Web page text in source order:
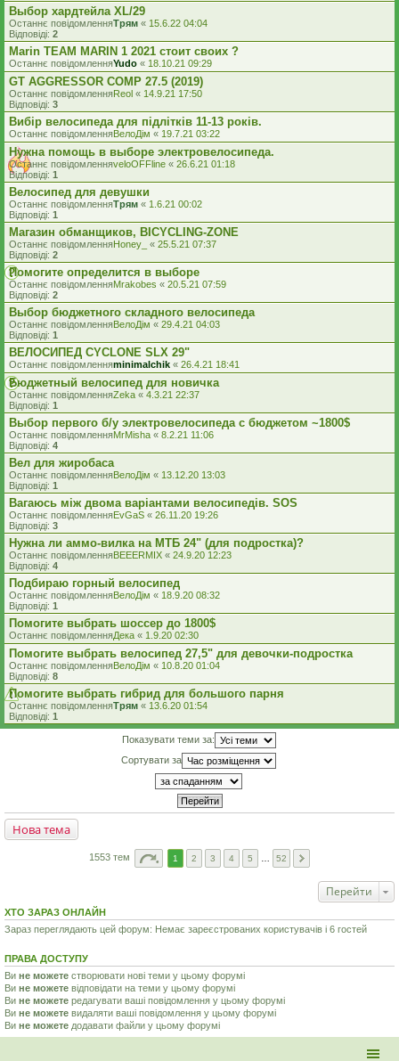
Выбор хардтейла XL/29
Останнє повідомленняТрям « 15.6.22 04:04
Відповіді: 2
Marin TEAM MARIN 1 2021 стоит своих ?
Останнє повідомленняYudo « 18.10.21 09:29
GT AGGRESSOR COMP 27.5 (2019)
Останнє повідомленняReol « 14.9.21 17:50
Відповіді: 3
Вибір велосипеда для підлітків 11-13 років.
Останнє повідомленняВелоДім « 19.7.21 03:22
Нужна помощь в выборе электровелосипеда.
Останнє повідомленняveloOFFline « 26.6.21 01:18
Відповіді: 1
Велосипед для девушки
Останнє повідомленняТрям « 1.6.21 00:02
Відповіді: 1
Магазин обманщиков, BICYCLING-ZONE
Останнє повідомленняHoney_ « 25.5.21 07:37
Відповіді: 2
Помогите определится в выборе
Останнє повідомленняMrakobes « 20.5.21 07:59
Відповіді: 2
Выбор бюджетного складного велосипеда
Останнє повідомленняВелоДім « 29.4.21 04:03
Відповіді: 1
ВЕЛОСИПЕД CYCLONE SLX 29"
Останнє повідомленняminimalchik « 26.4.21 18:41
Бюджетный велосипед для новичка
Останнє повідомленняZeka « 4.3.21 22:37
Відповіді: 1
Выбор первого б/у электровелосипеда с бюджетом ~1800$
Останнє повідомленняMrMisha « 8.2.21 11:06
Відповіді: 4
Вел для жиробаса
Останнє повідомленняВелоДім « 13.12.20 13:03
Відповіді: 1
Вагаюсь між двома варіантами велосипедів. SOS
Останнє повідомленняEvGaS « 26.11.20 19:26
Відповіді: 3
Нужна ли аммо-вилка на МТБ 24" (для подростка)?
Останнє повідомленняBEEERMIX « 24.9.20 12:23
Відповіді: 4
Подбираю горный велосипед
Останнє повідомленняВелоДім « 18.9.20 08:32
Відповіді: 1
Помогите выбрать шоссер до 1800$
Останнє повідомленняДека « 1.9.20 02:30
Помогите выбрать велосипед 27,5" для девочки-подростка
Останнє повідомленняВелоДім « 10.8.20 01:04
Відповіді: 8
Помогите выбрать гибрид для большого парня
Останнє повідомленняТрям « 13.6.20 01:54
Відповіді: 1
Показувати теми за:
Сортувати за
Нова тема
1553 тем 1 2 3 4 5 52
Перейти
ХТО ЗАРАЗ ОНЛАЙН
Зараз переглядають цей форум: Немає зареєстрованих користувачів і 6 гостей
ПРАВА ДОСТУПУ
Ви не можете створювати нові теми у цьому форумі
Ви не можете відповідати на теми у цьому форумі
Ви не можете редагувати ваші повідомлення у цьому форумі
Ви не можете видаляти ваші повідомлення у цьому форумі
Ви не можете додавати файли у цьому форумі